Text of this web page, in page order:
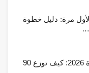
مرة: دليل خطوة
تأشيرة العمرة المتعددة 2026: كيف توزع 90